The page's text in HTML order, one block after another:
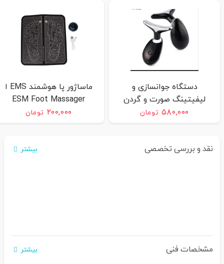
دستگاه جوانسازی و
لیفیتینگ صورت و گردن
مدل Mge-009
۵۸۰,۰۰۰ تومان
ماساژور پا هوشمند EMS ا
ESM Foot Massager
۲۰۰,۰۰۰ تومان
نقد و بررسی تخصصی بیشتر
مشخصات فنی بیشتر